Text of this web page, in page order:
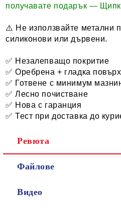
получавате подарък —
⚠️ Не използвайте метални
силиконови или дървени.
✅ Незалепващо покритие
✅ Оребрена + гладка
✅ Готвене с минимум
✅ Лесно почистване
✅ Нова с гаранция
✅ Тест при доставка до
Ревюта
Файлове
Видео